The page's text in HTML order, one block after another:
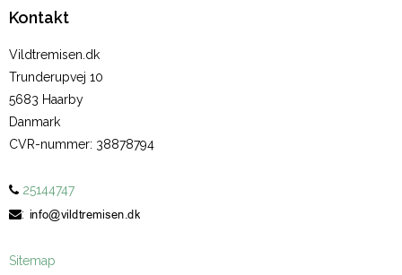
Kontakt
Vildtremisen.dk
Trunderupvej 10
5683 Haarby
Danmark
CVR-nummer: 38878794
25144747
:
Sitemap